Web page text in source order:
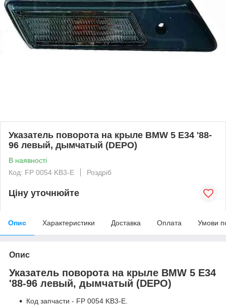
Указатель поворота на крыле BMW 5 E34 '88-
96 левый, дымчатый (DEPO)
В наявності
Код: FP 0054 KB3-E
Роздріб
Ціну уточнюйте
Опис Характеристики Доставка Оплата Умови
Опис
Указатель поворота на крыле BMW 5 E34
'88-96 левый, дымчатый (DEPO)
Код запчасти - FP 0054 KB3-E.